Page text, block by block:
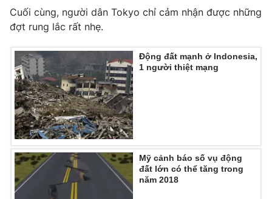
Thị trường
Lịch phát sóng
Chuyên mục khác
Emagazine Podcast
Photo Infographic
Video Shorts video
VTV Money VTV Thể thao
Cuối cùng, người dân Tokyo chỉ cảm nhận được những
đợt rung lắc rất nhẹ.
Động đất mạnh ở Indonesia,
1 người thiệt mạng
Mỹ cảnh báo số vụ động
đất lớn có thể tăng trong
năm 2018